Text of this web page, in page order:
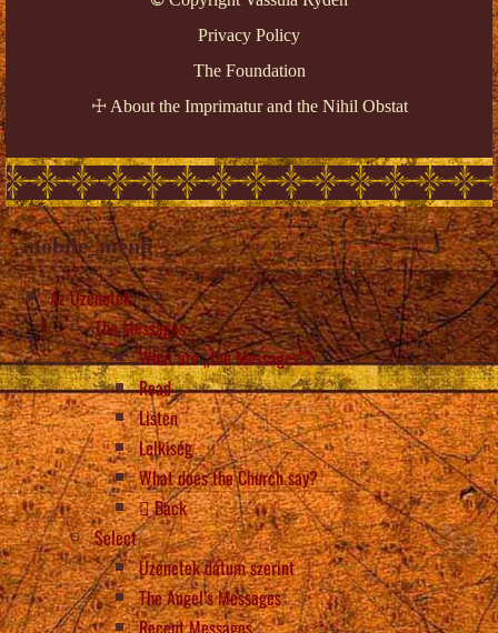
Privacy Policy
The Foundation
☩ About the Imprimatur and the Nihil Obstat
mobile_menu
Az Üzenetek
The Messages
What are „the Messages”?
Read
Listen
Lelkiség
What does the Church say?
Back
Select
Üzenetek dátum szerint
The Angel’s Messages